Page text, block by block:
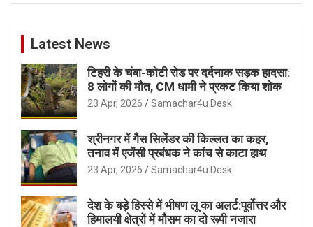
Latest News
टिहरी के चंबा-कोटी रोड पर दर्दनाक सड़क हादसा:
8 लोगों की मौत, CM धामी ने प्रकट किया शोक
23 Apr, 2026 Samachar4u Desk
श्रीनगर में गैस सिलेंडर की किल्लत का कहर,
तनाव में एजेंसी प्रबंधक ने कांच से काटा हाथ
23 Apr, 2026 Samachar4u Desk
देश के बड़े हिस्से में भीषण लू का अलर्ट:पूर्वोत्तर और
हिमालयी क्षेत्रों में मौसम का दो रूपी नजारा